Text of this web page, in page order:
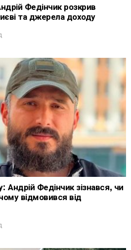
Федінчик розкрив
та джерела доходу
Андрій Федінчик зізнався, чи
відмовився від